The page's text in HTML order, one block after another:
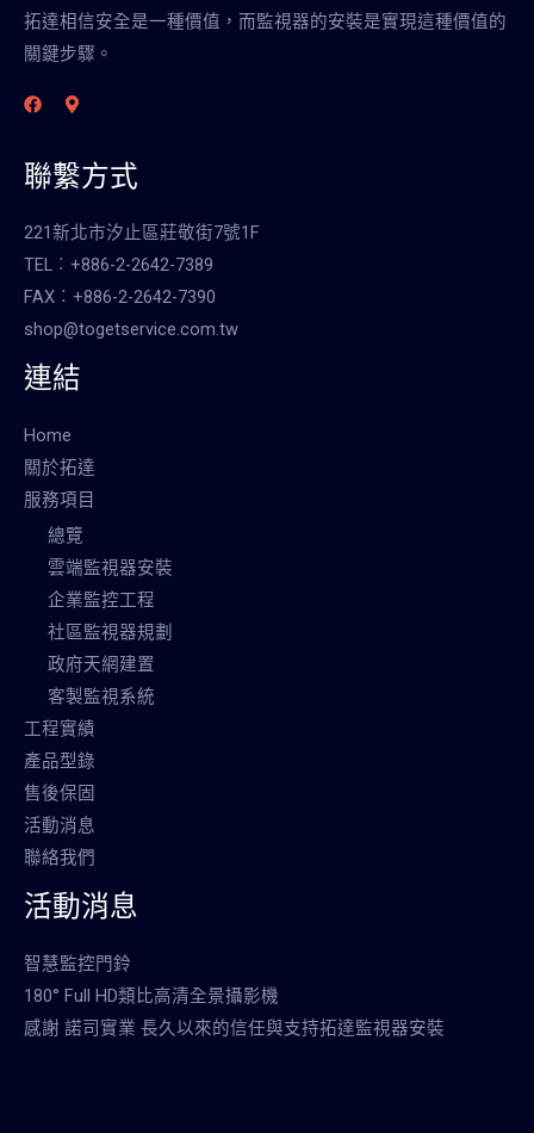
拓達相信安全是一種價值，而監視器的安裝是實現這種價值的
關鍵步驟。
聯繫方式
221新北市汐止區莊敬街7號1F
TEL︰+886-2-2642-7389
FAX︰+886-2-2642-7390
shop@togetservice.com.tw
連結
Home
關於拓達
服務項目
總覽
雲端監視器安裝
企業監控工程
社區監視器規劃
政府天網建置
客製監視系統
工程實績
產品型錄
售後保固
活動消息
聯絡我們
活動消息
智慧監控門鈴
180° Full HD類比高清全景攝影機
感謝 諾司實業 長久以來的信任與支持拓達監視器安裝